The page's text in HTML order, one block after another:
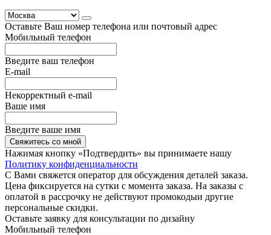
Оставьте Ваш номер телефона или почтовый адрес
Мобильный телефон
Введите ваш телефон
E-mail
Некорректный e-mail
Ваше имя
Введите ваше имя
Свяжитесь со мной
Нажимая кнопку «Подтвердить» вы принимаете нашу
Политику конфиденциальности
С Вами свяжется оператор для обсуждения деталей заказа.
Цена фиксируется на сутки с момента заказа. На заказы с
оплатой в рассрочку не действуют промокодыи другие
персональные скидки.
Оставьте заявку для консультации по дизайну
Мобильный телефон